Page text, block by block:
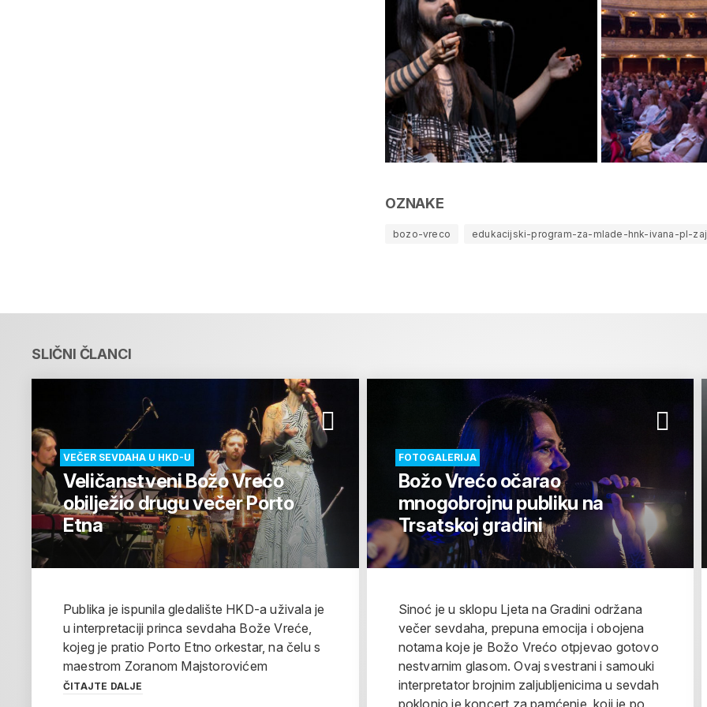
OZNAKE
bozo-vreco edukacijski-program-za-mlade-hnk-ivana-pl-
SLIČNI ČLANCI
VEČER SEVDAHA U HKD-U
Veličanstveni Božo Vrećo
obilježio drugu večer Porto
Etna
Publika je ispunila gledalište HKD-a uživala je
u interpretaciji princa sevdaha Bože Vreće,
kojeg je pratio Porto Etno orkestar, na čelu s
maestrom Zoranom Majstorovićem
ČITAJTE DALJE
FOTOGALERIJA
Božo Vrećo očarao
mnogobrojnu publiku na
Trsatskoj gradini
Sinoć je u sklopu Ljeta na Gradini održana
večer sevdaha, prepuna emocija i obojena
notama koje je Božo Vrećo otpjevao gotovo
nestvarnim glasom. Ovaj svestrani i samouki
interpretator brojnim zaljubljenicima u sevdah